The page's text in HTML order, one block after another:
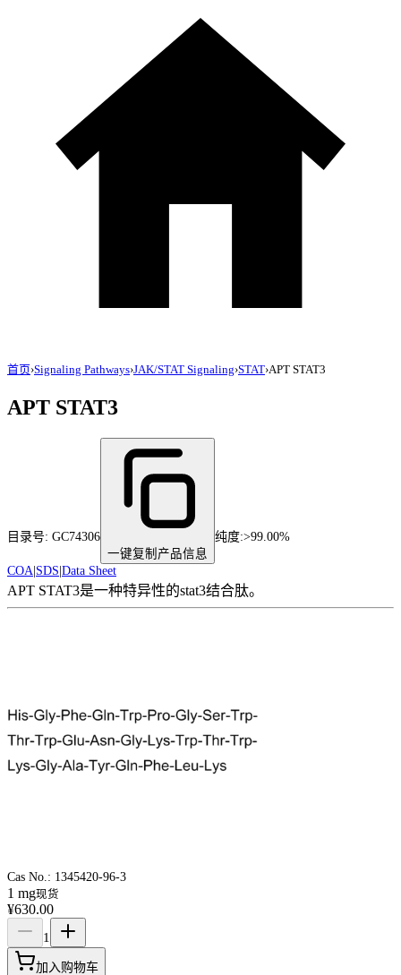
首页›Signaling Pathways›JAK/STAT Signaling›STAT›APT STAT3
APT STAT3
目录号: GC74306
一键复制产品信息
纯度:>99.00%
COA SDS Data Sheet
APT STAT3是一种特异性的stat3结合肽。
Cas No.: 1345420-96-3
1 mg现货
¥630.00
1
加入购物车